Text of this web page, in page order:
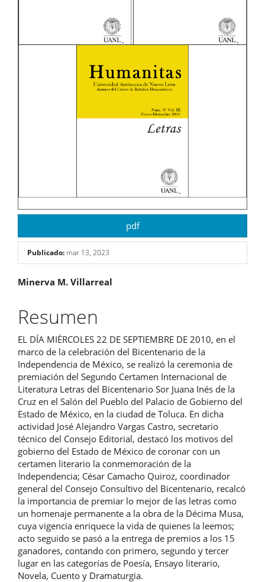
pdf
Publicado: mar 13, 2023
Contenido
principal
del
artículo
Minerva M. Villarreal
Resumen
EL DÍA MIÉRCOLES 22 DE SEPTIEMBRE DE 2010, en el
marco de la celebración del Bicentenario de la
Independencia de México, se realizó la ceremonia de
premiación del Segundo Certamen Internacional de
Literatura Letras del Bicentenario Sor Juana Inés de la
Cruz en el Salón del Pueblo del Palacio de Gobierno del
Estado de México, en la ciudad de Toluca. En dicha
actividad José Alejandro Vargas Castro, secretario
técnico del Consejo Editorial, destacó los motivos del
gobierno del Estado de México de coronar con un
certamen literario la conmemoración de la
Independencia; César Camacho Quiroz, coordinador
general del Consejo Consultivo del Bicentenario, recalcó
la importancia de premiar lo mejor de las letras como
un homenaje permanente a la obra de la Décima Musa,
cuya vigencia enriquece la vida de quienes la leemos;
acto seguido se pasó a la entrega de premios a los 15
ganadores, contando con primero, segundo y tercer
lugar en las categorías de Poesía, Ensayo literario,
Novela, Cuento y Dramaturgia.